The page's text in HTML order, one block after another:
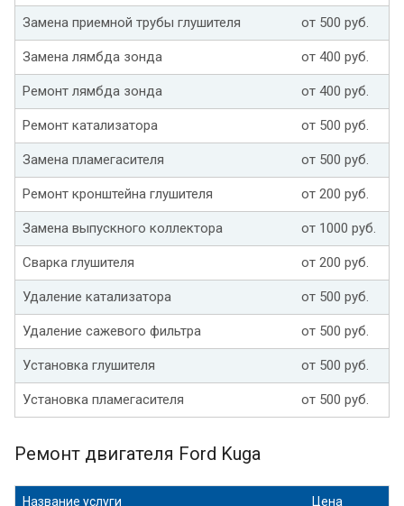
Замена приемной трубы глушителя от 500 руб.
Замена лямбда зонда от 400 руб.
Ремонт лямбда зонда от 400 руб.
Ремонт катализатора от 500 руб.
Замена пламегасителя от 500 руб.
Ремонт кронштейна глушителя от 200 руб.
Замена выпускного коллектора от 1000 руб.
Сварка глушителя от 200 руб.
Удаление катализатора от 500 руб.
Удаление сажевого фильтра от 500 руб.
Установка глушителя от 500 руб.
Установка пламегасителя от 500 руб.
Ремонт двигателя Ford Kuga
Название услуги Цена